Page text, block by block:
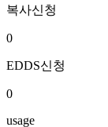
복사신청
0
EDDS신청
0
usage